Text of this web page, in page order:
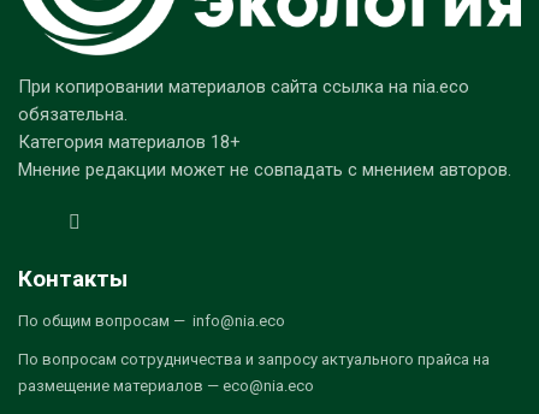
При копировании материалов сайта ссылка на nia.eco
обязательна.
Категория материалов 18+
Мнение редакции может не совпадать с мнением авторов.
Контакты
По общим вопросам — info@nia.eco
По вопросам сотрудничества и запросу актуального прайса на
размещение материалов — eco@nia.eco